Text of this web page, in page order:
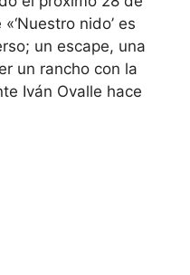
nido’ es
un escape, una
un rancho con la
Iván Ovalle hace